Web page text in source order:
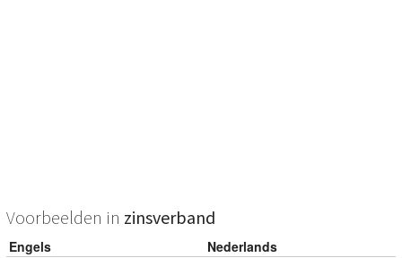
Voorbeelden in zinsverband
Engels
Nederlands